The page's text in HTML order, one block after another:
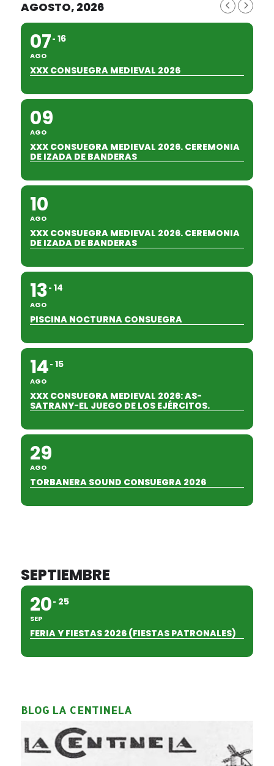
AGOSTO, 2026
07
AGO
16
XXX CONSUEGRA MEDIEVAL 2026
09
AGO
XXX CONSUEGRA MEDIEVAL 2026. CEREMONIA
DE IZADA DE BANDERAS
10
AGO
XXX CONSUEGRA MEDIEVAL 2026. CEREMONIA
DE IZADA DE BANDERAS
13
AGO
14
PISCINA NOCTURNA CONSUEGRA
14
AGO
15
XXX CONSUEGRA MEDIEVAL 2026: AS-
SATRANY-EL JUEGO DE LOS EJÉRCITOS.
29
AGO
TORBANERA SOUND CONSUEGRA 2026
SEPTIEMBRE
20
SEP
25
FERIA Y FIESTAS 2026 (FIESTAS PATRONALES)
BLOG LA CENTINELA